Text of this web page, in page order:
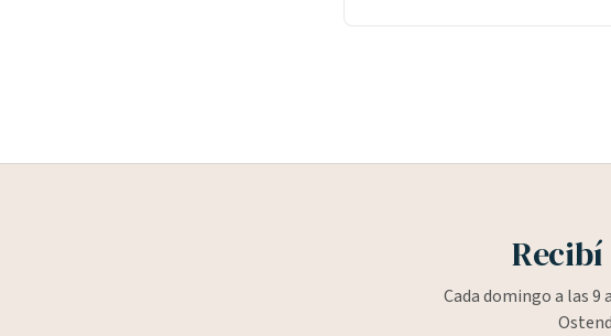
Recibí
Cada domingo a las